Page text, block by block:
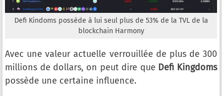
Defi Kindoms possède à lui seul plus de 53% de la TVL de la
blockchain Harmony
Avec une valeur actuelle verrouillée de plus de 300
millions de dollars, on peut dire que Defi Kingdoms
possède une certaine influence.